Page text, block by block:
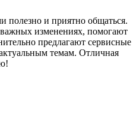
и приятно общаться.
изменениях, помогают
предлагают сервисные
темам. Отличная